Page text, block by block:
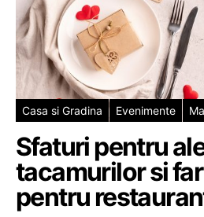
Casa si Gradina Evenimente
Sfaturi pentru
tacamurilor si
pentru